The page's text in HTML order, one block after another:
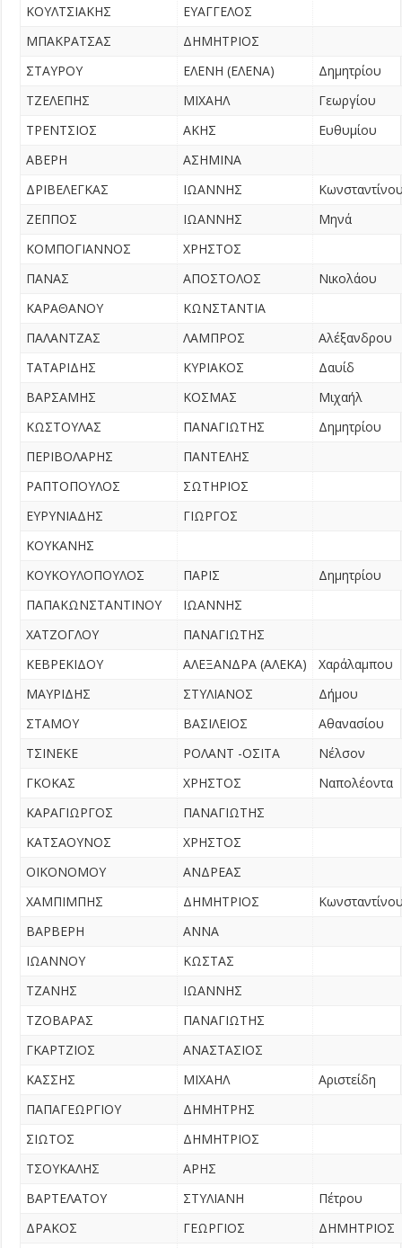
ΚΟΥΛΤΣΙΑΚΗΣ
ΕΥΑΓΓΕΛΟΣ
ΜΠΑΚΡΑΤΣΑΣ
ΔΗΜΗΤΡΙΟΣ
ΣΤΑΥΡΟΥ
ΕΛΕΝΗ (ΕΛΕΝΑ)
Δημητρίου
ΤΖΕΛΕΠΗΣ
ΜΙΧΑΗΛ
Γεωργίου
ΤΡΕΝΤΣΙΟΣ
ΑΚΗΣ
Ευθυμίου
ΑΒΕΡΗ
ΑΣΗΜΙΝΑ
ΔΡΙΒΕΛΕΓΚΑΣ
ΙΩΑΝΝΗΣ
ΖΕΠΠΟΣ
ΙΩΑΝΝΗΣ
Μηνά
ΚΟΜΠΟΓΙΑΝΝΟΣ
ΧΡΗΣΤΟΣ
ΠΑΝΑΣ
ΑΠΟΣΤΟΛΟΣ
Νικολάου
ΚΑΡΑΘΑΝΟΥ
ΚΩΝΣΤΑΝΤΙΑ
ΠΑΛΑΝΤΖΑΣ
ΛΑΜΠΡΟΣ
Αλέξανδρου
ΤΑΤΑΡΙΔΗΣ
ΚΥΡΙΑΚΟΣ
Δαυίδ
ΒΑΡΣΑΜΗΣ
ΚΟΣΜΑΣ
Μιχαήλ
ΚΩΣΤΟΥΛΑΣ
ΠΑΝΑΓΙΩΤΗΣ
Δημητρίου
ΠΕΡΙΒΟΛΑΡΗΣ
ΠΑΝΤΕΛΗΣ
ΡΑΠΤΟΠΟΥΛΟΣ
ΣΩΤΗΡΙΟΣ
ΕΥΡΥΝΙΑΔΗΣ
ΓΙΩΡΓΟΣ
ΚΟΥΚΑΝΗΣ
ΚΟΥΚΟΥΛΟΠΟΥΛΟΣ
ΠΑΡΙΣ
Δημητρίου
ΠΑΠΑΚΩΝΣΤΑΝΤΙΝΟΥ
ΙΩΑΝΝΗΣ
ΧΑΤΖΟΓΛΟΥ
ΠΑΝΑΓΙΩΤΗΣ
ΚΕΒΡΕΚΙΔΟΥ
ΑΛΕΞΑΝΔΡΑ (ΑΛΕΚΑ)
Χαράλαμπου
ΜΑΥΡΙΔΗΣ
ΣΤΥΛΙΑΝΟΣ
Δήμου
ΣΤΑΜΟΥ
ΒΑΣΙΛΕΙΟΣ
Αθανασίου
ΤΣΙΝΕΚΕ
ΡΟΛΑΝΤ -ΟΣΙΤΑ
Νέλσον
ΓΚΟΚΑΣ
ΧΡΗΣΤΟΣ
Ναπολέοντα
ΚΑΡΑΓΙΩΡΓΟΣ
ΠΑΝΑΓΙΩΤΗΣ
ΚΑΤΣΑΟΥΝΟΣ
ΧΡΗΣΤΟΣ
ΟΙΚΟΝΟΜΟΥ
ΑΝΔΡΕΑΣ
ΧΑΜΠΙΜΠΗΣ
ΔΗΜΗΤΡΙΟΣ
ΒΑΡΒΕΡΗ
ΑΝΝΑ
ΙΩΑΝΝΟΥ
ΚΩΣΤΑΣ
ΤΖΑΝΗΣ
ΙΩΑΝΝΗΣ
ΤΖΟΒΑΡΑΣ
ΠΑΝΑΓΙΩΤΗΣ
ΓΚΑΡΤΖΙΟΣ
ΑΝΑΣΤΑΣΙΟΣ
ΚΑΣΣΗΣ
ΜΙΧΑΗΛ
Αριστείδη
ΠΑΠΑΓΕΩΡΓΙΟΥ
ΔΗΜΗΤΡΗΣ
ΣΙΩΤΟΣ
ΔΗΜΗΤΡΙΟΣ
ΤΣΟΥΚΑΛΗΣ
ΑΡΗΣ
ΒΑΡΤΕΛΑΤΟΥ
ΣΤΥΛΙΑΝΗ
Πέτρου
ΔΡΑΚΟΣ
ΓΕΩΡΓΙΟΣ
ΔΗΜΗΤΡΙΟΣ